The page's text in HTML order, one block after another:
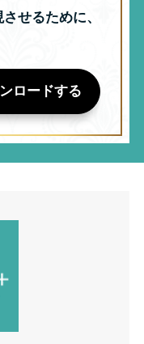
せるために、
ロードする